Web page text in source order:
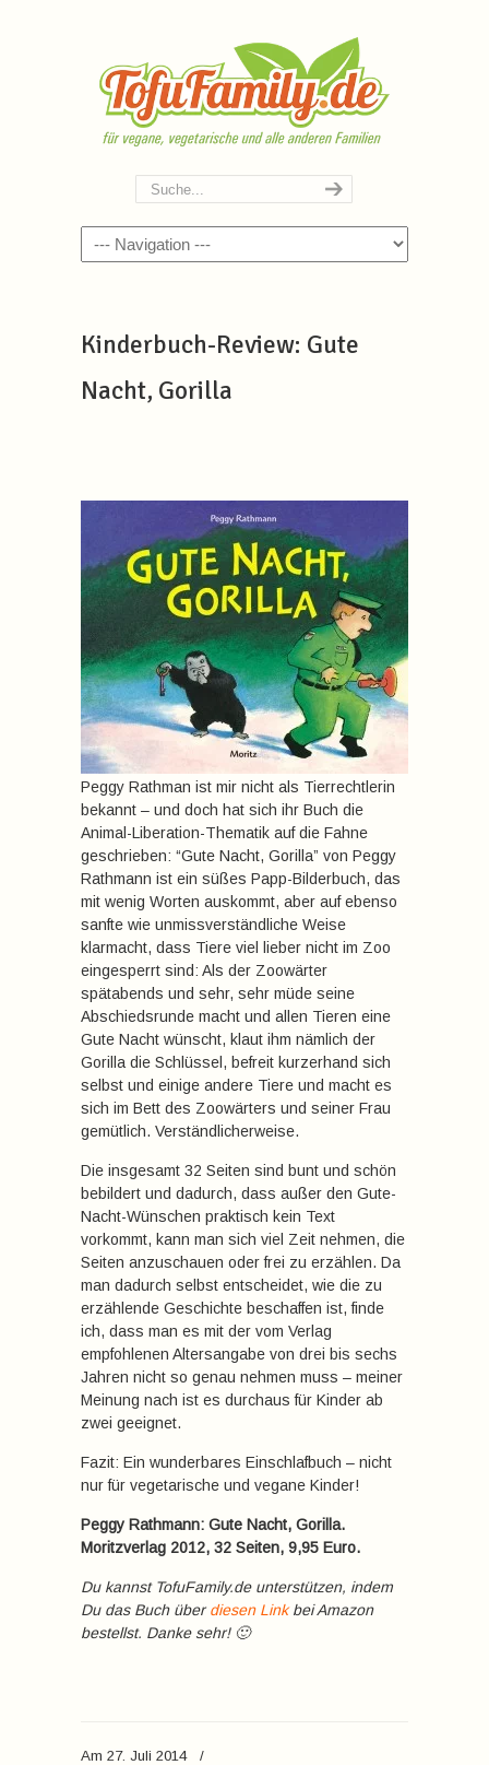
Navigation
Kinderbuch-Review: Gute
Nacht, Gorilla
Peggy Rathman ist mir nicht als Tierrechtlerin
bekannt – und doch hat sich ihr Buch die
Animal-Liberation-Thematik auf die Fahne
geschrieben: “Gute Nacht, Gorilla” von Peggy
Rathmann ist ein süßes Papp-Bilderbuch, das
mit wenig Worten auskommt, aber auf ebenso
sanfte wie unmissverständliche Weise
klarmacht, dass Tiere viel lieber nicht im Zoo
eingesperrt sind: Als der Zoowärter
spätabends und sehr, sehr müde seine
Abschiedsrunde macht und allen Tieren eine
Gute Nacht wünscht, klaut ihm nämlich der
Gorilla die Schlüssel, befreit kurzerhand sich
selbst und einige andere Tiere und macht es
sich im Bett des Zoowärters und seiner Frau
gemütlich. Verständlicherweise.
Die insgesamt 32 Seiten sind bunt und schön
bebildert und dadurch, dass außer den Gute-
Nacht-Wünschen praktisch kein Text
vorkommt, kann man sich viel Zeit nehmen, die
Seiten anzuschauen oder frei zu erzählen. Da
man dadurch selbst entscheidet, wie die zu
erzählende Geschichte beschaffen ist, finde
ich, dass man es mit der vom Verlag
empfohlenen Altersangabe von drei bis sechs
Jahren nicht so genau nehmen muss – meiner
Meinung nach ist es durchaus für Kinder ab
zwei geeignet.
Fazit: Ein wunderbares Einschlafbuch – nicht
nur für vegetarische und vegane Kinder!
Peggy Rathmann: Gute Nacht, Gorilla.
Moritzverlag 2012, 32 Seiten, 9,95 Euro.
Du kannst TofuFamily.de unterstützen, indem
Du das Buch überdiesen Linkbei Amazon
bestellst. Danke sehr! 🙂
Am 27. Juli 2014
/